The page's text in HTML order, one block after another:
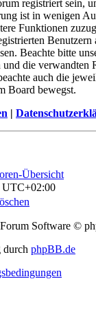
registriert sein,
ist in wenigen
Funktionen
Benutzern
Beachte bitte
die verwandten
auch die
Board bewegst.
|
Übersicht
UTC+02:00
Software ©
durch phpBB.de